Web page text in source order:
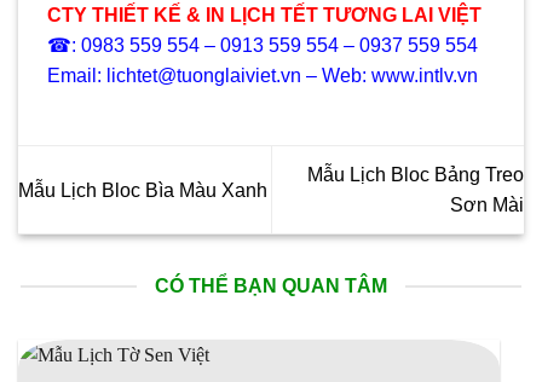
CTY THIẾT KẾ & IN LỊCH TẾT TƯƠNG LAI VIỆT
☎: 0983 559 554 – 0913 559 554 – 0937 559 554
Email: lichtet@tuonglaiviet.vn – Web: www.intlv.vn
Mẫu Lịch Bloc Bìa Màu Xanh
Mẫu Lịch Bloc Bảng Treo
Sơn Mài
CÓ THỂ BẠN QUAN TÂM